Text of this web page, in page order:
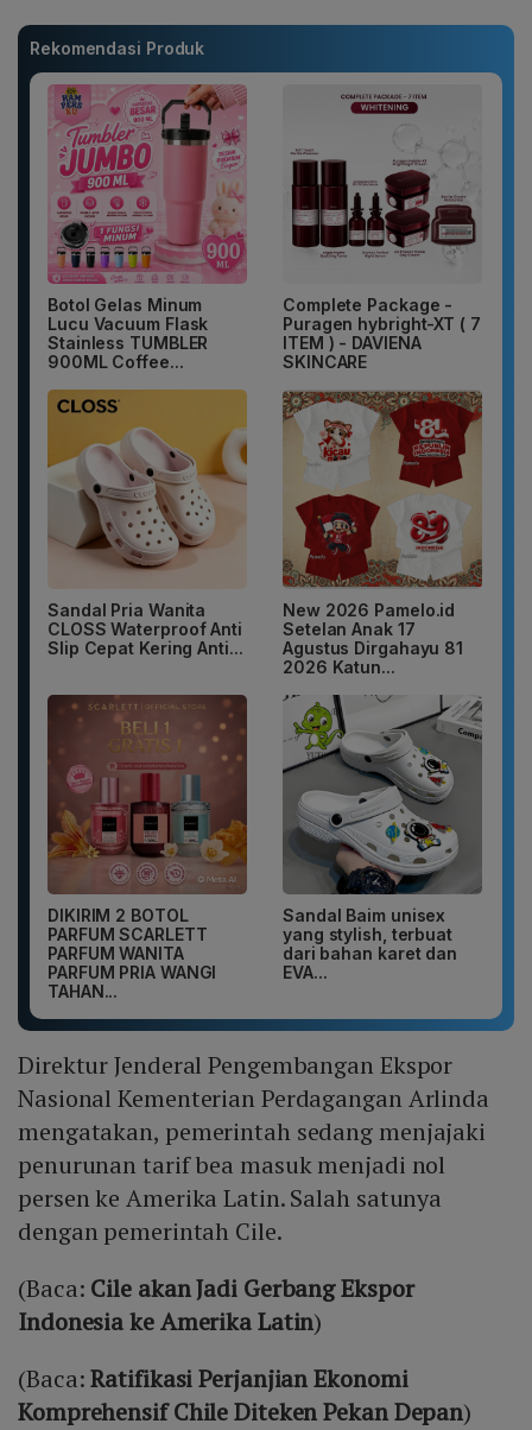
Rekomendasi Produk
Botol Gelas Minum
Lucu Vacuum Flask
Stainless TUMBLER
900ML Coffee...
Complete Package -
Puragen hybright-XT ( 7
ITEM ) - DAVIENA
SKINCARE
Sandal Pria Wanita
CLOSS Waterproof Anti
Slip Cepat Kering Anti...
New 2026 Pamelo.id
Setelan Anak 17
Agustus Dirgahayu 81
2026 Katun...
DIKIRIM 2 BOTOL
PARFUM SCARLETT
PARFUM WANITA
PARFUM PRIA WANGI
TAHAN...
Sandal Baim unisex
yang stylish, terbuat
dari bahan karet dan
EVA...
Direktur Jenderal Pengembangan Ekspor
Nasional Kementerian Perdagangan Arlinda
mengatakan, pemerintah sedang menjajaki
penurunan tarif bea masuk menjadi nol
persen ke Amerika Latin. Salah satunya
dengan pemerintah Cile.
(Baca: Cile akan Jadi Gerbang Ekspor
Indonesia ke Amerika Latin)
(Baca:Ratifikasi Perjanjian Ekonomi
Komprehensif Chile Diteken Pekan Depan)